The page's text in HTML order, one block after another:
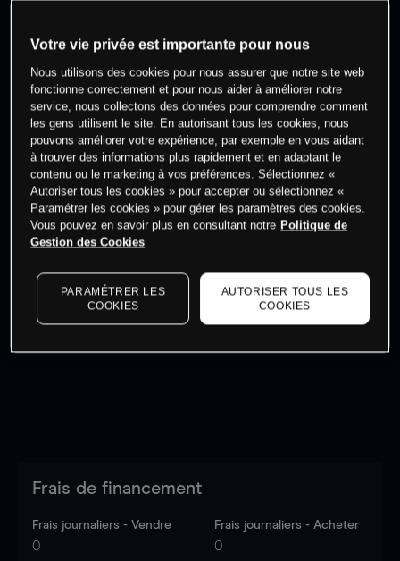
0% des clients ont une position à sur
cet actif
Commencez à trader
Les prix sont indicatifs. Connectez-vouspour voir les
dernières données du marché.
Log into see latest
Frais de financement
Frais journaliers - Vendre
0
Frais journaliers - Acheter
0
Votre vie privée est importante pour nous
Nous utilisons des cookies pour nous assurer que notre site web
fonctionne correctement et pour nous aider à améliorer notre
service, nous collectons des données pour comprendre comment
les gens utilisent le site. En autorisant tous les cookies, nous
pouvons améliorer votre expérience, par exemple en vous aidant
à trouver des informations plus rapidement et en adaptant le
contenu ou le marketing à vos préférences. Sélectionnez «
Autoriser tous les cookies » pour accepter ou sélectionnez «
Paramétrer les cookies » pour gérer les paramètres des cookies.
Vous pouvez en savoir plus en consultant notre Politique de
Gestion des Cookies
PARAMÉTRER LES
COOKIES
AUTORISER TOUS LES
COOKIES